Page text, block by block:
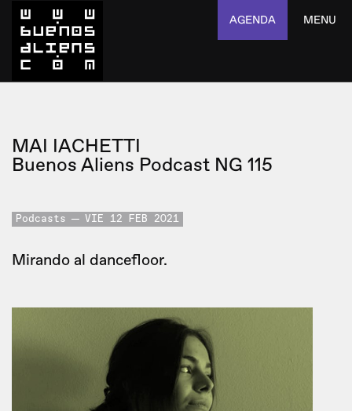
AGENDA MENU
MAI IACHETTI
Buenos Aliens Podcast NG 115
Podcasts VIE 12 FEB 2021
Mirando al dancefloor.